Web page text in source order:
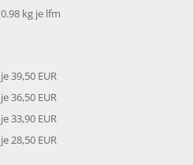
0.98 kg je lfm
je 39,50 EUR
je 36,50 EUR
je 33,90 EUR
je 28,50 EUR